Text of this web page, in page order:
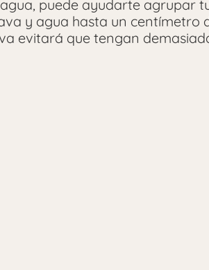
puede ayudarte agrupar
y agua hasta un centímetro
evitará que tengan